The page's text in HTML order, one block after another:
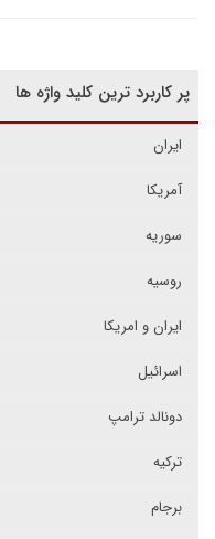
پر کاربرد ترین کلید واژه ها
ایران
آمریکا
سوریه
روسیه
ایران و امریکا
اسرائیل
دونالد ترامپ
ترکیه
برجام